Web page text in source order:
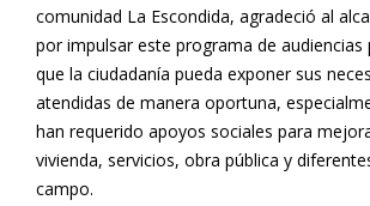
comunidad La Escondida, agradeció al
por impulsar este programa de audiencias
que la ciudadanía pueda exponer sus
atendidas de manera oportuna,
han requerido apoyos sociales para
vivienda, servicios, obra pública y
campo.